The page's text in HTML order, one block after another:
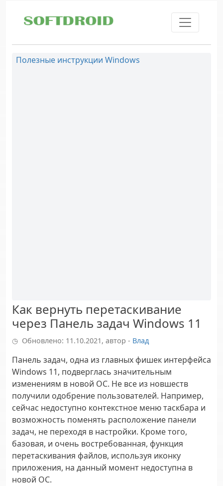
Полезные инструкции Windows
Как вернуть перетаскивание
через Панель задач Windows 11
Обновлено: 11.10.2021, автор - Влад
Панель задач, одна из главных фишек интерфейса
Windows 11, подверглась значительным
изменениям в новой ОС. Не все из новшеств
получили одобрение пользователей. Например,
сейчас недоступно контекстное меню таскбара и
возможность поменять расположение панели
задач, не переходя в настройки. Кроме того,
базовая, и очень востребованная, функция
перетаскивания файлов, используя иконку
приложения, на данный момент недоступна в
новой ОС.